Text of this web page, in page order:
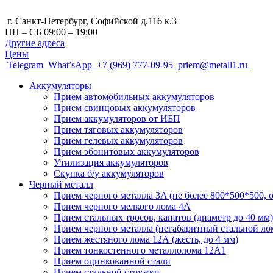
г. Санкт-Петербург, Cофийской д.116 к.3
ПН – СБ 09:00 – 19:00
Другие адреса
Цены
Telegram What’sApp +7 (969) 777-09-95 priem@metall1.ru
Аккумуляторы
Прием автомобильных аккумуляторов
Прием свинцовых аккумуляторов
Прием аккумуляторов от ИБП
Прием тяговых аккумуляторов
Прием гелевых аккумуляторов
Прием эбонитовых аккумуляторов
Утилизация аккумуляторов
Скупка б/у аккумуляторов
Черный металл
Прием черного металла 3A (не более 800*500*500,
Прием черного мелкого лома 4А
Прием стальных тросов, канатов (диаметр до 40 мм)
Прием черного металла (негабаритный стальной
Прием жестяного лома 12А (жесть, до 4 мм)
Прием тонкостенного металлолома 12А1
Прием оцинкованной стали